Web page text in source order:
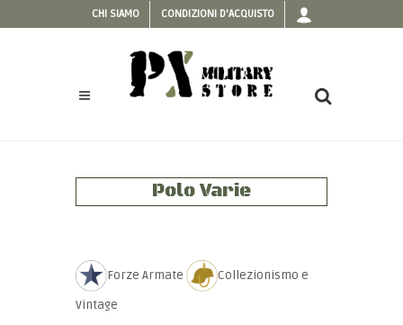
CHI SIAMO CONDIZIONI D'ACQUISTO
Polo Varie
Forze Armate Collezionismo e
Vintage